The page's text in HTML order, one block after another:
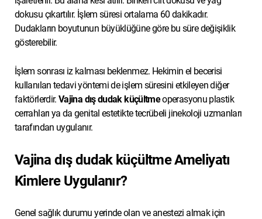
dokusu çıkartılır. İşlem süresi ortalama 60 dakikadır.
Dudakların boyutunun büyüklüğüne göre bu süre değişiklik
gösterebilir.
İşlem sonrası iz kalması beklenmez. Hekimin el becerisi
kullanılan tedavi yöntemi de işlem süresini etkileyen diğer
faktörlerdir.Vajina dış dudak küçültmeoperasyonu plastik
cerrahları ya da genital estetikte tecrübeli jinekoloji uzmanları
tarafından uygulanır.
Vajina dış dudak küçültme Ameliyatı
Kimlere Uygulanır?
Genel sağlık durumu yerinde olan ve anestezi almak için